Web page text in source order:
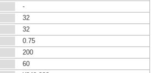
-
32
32
0.75
200
60